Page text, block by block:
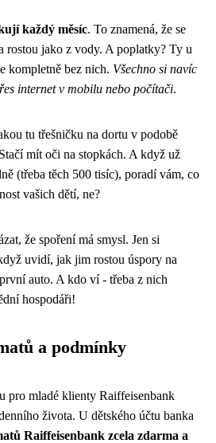
každý měsíc. To znamená, že se
rostou jako z vody. A poplatky? Ty u
kompletně bez nich. Všechno si navíc
internet v mobilu nebo počítači.
tu třešničku na dortu v podobě
mít oči na stopkách. A když už
(třeba těch 500 tisíc), poradí vám, co
vašich dětí, ne?
že spoření má smysl. Jen si
uvidí, jak jim rostou úspory na
auto. A kdo ví - třeba z nich
hospodáři!
a podmínky
pro mladé klienty Raiffeisenbank
života. U dětského účtu banka
Raiffeisenbank zcela zdarma a